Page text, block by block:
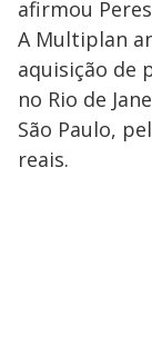
afirmou
A Multiplan
aquisição de
no Rio de
São Paulo,
reais.